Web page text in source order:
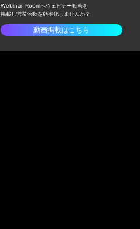
Webinar Roomへウェビナー動画を
掲載し営業活動を効率化しませんか？
動画掲載はこちら